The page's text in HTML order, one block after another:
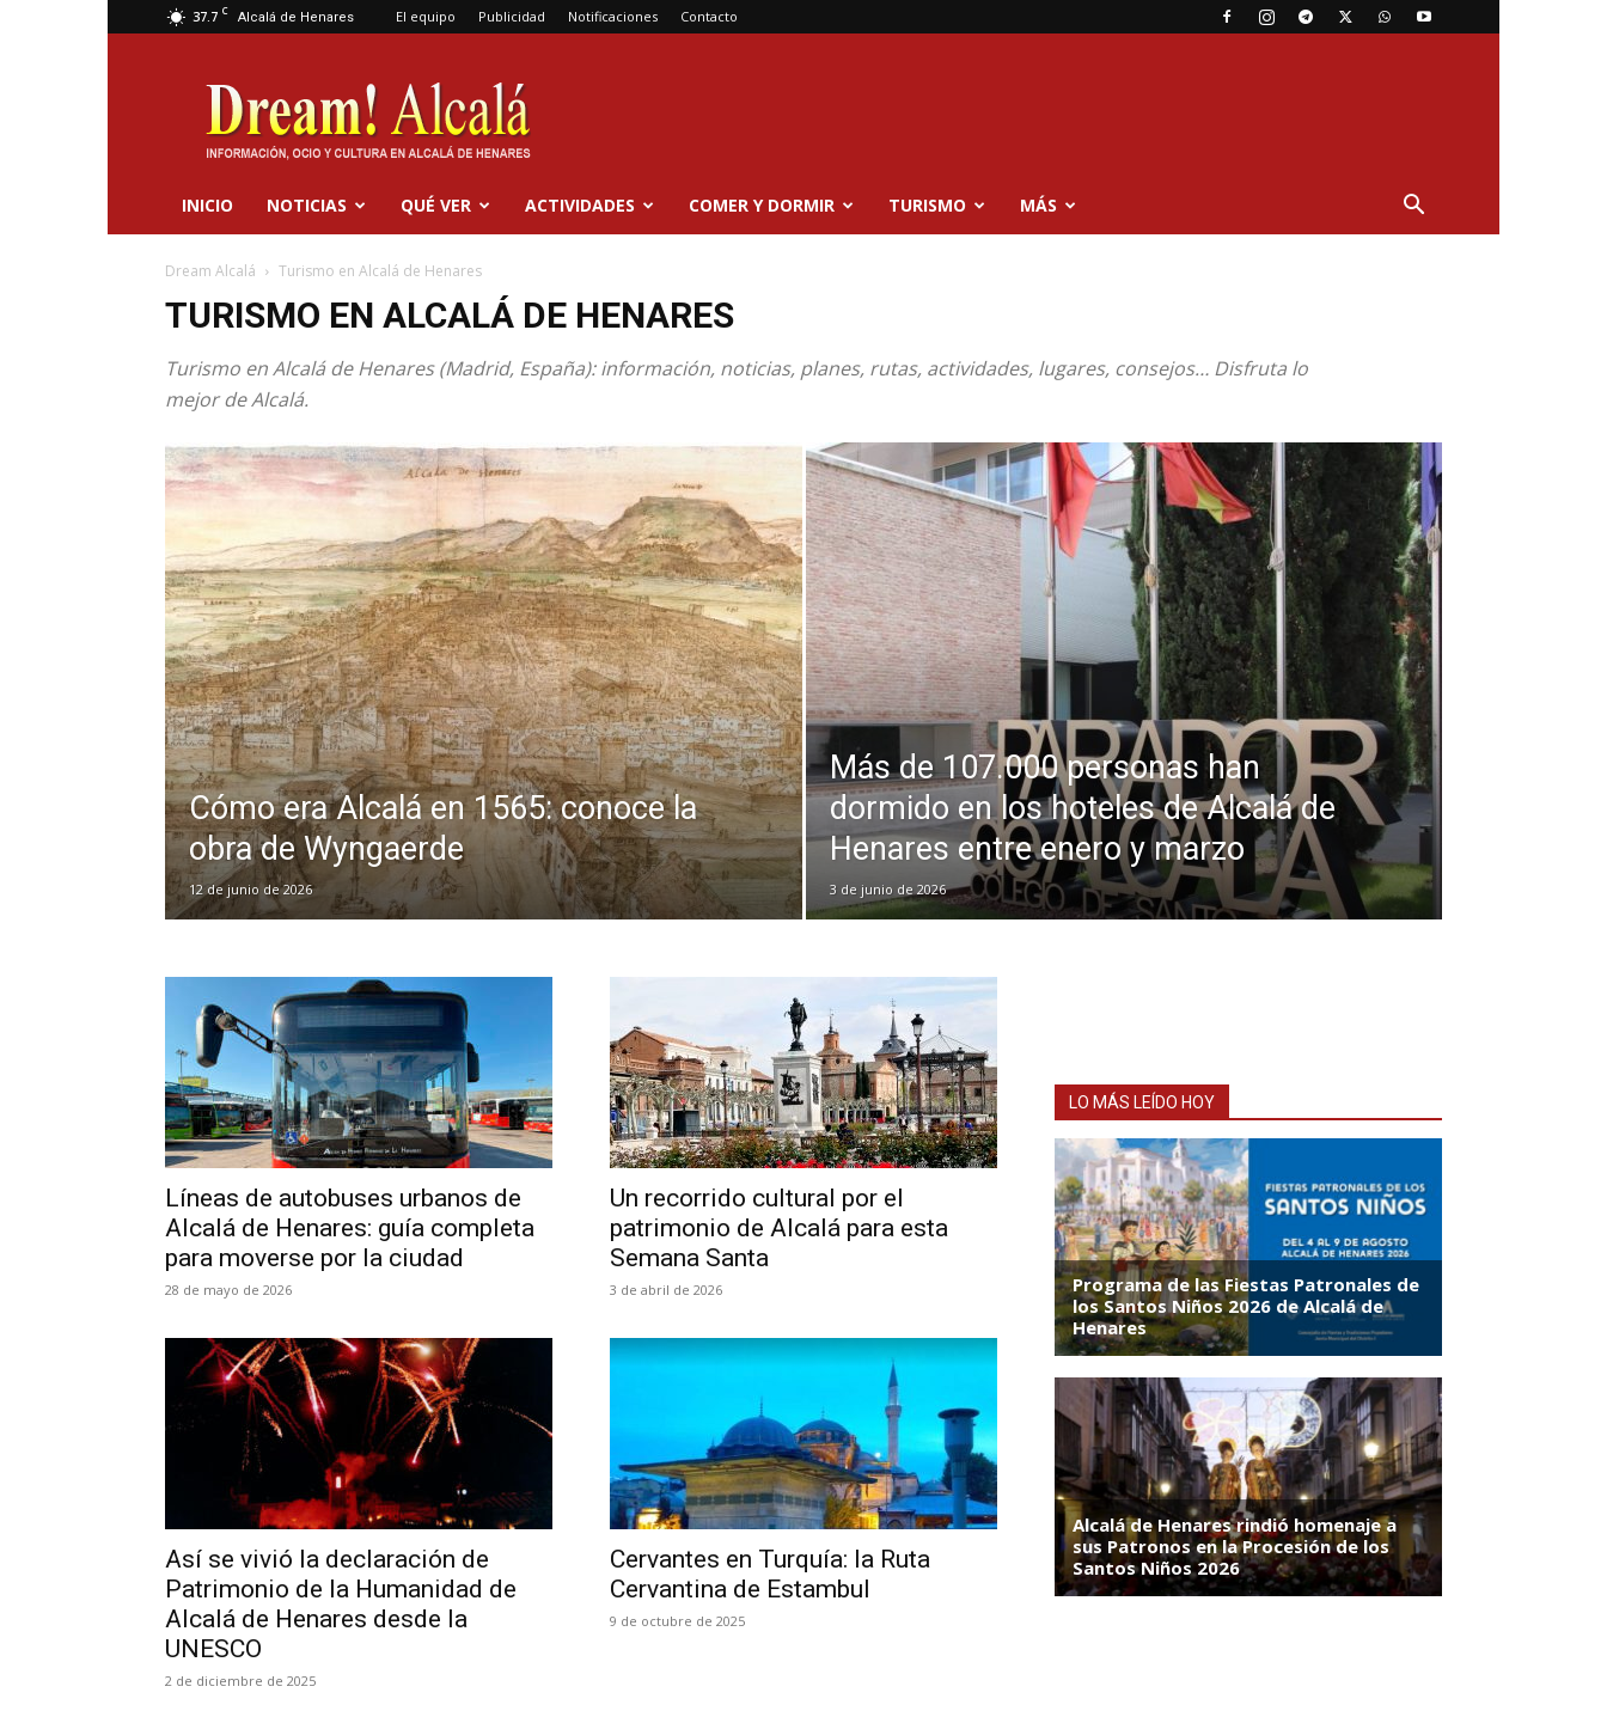
37.7 C Alcalá de Henares El equipo Publicidad Notificaciones Contacto
Dream
Alcalá
INICIO NOTICIAS QUÉ VER ACTIVIDADES COMER Y DORMIR TURISMO MÁS
Dream Alcalá Turismo en Alcalá de Henares
TURISMO EN ALCALÁ DE HENARES
Turismo en Alcalá de Henares (Madrid, España): información, noticias, planes, rutas, actividades, lugares, consejos… Disfruta lo
mejor de Alcalá.
Cómo era Alcalá en 1565: conoce la
obra de Wyngaerde
12 de junio de 2026
Más de 107.000 personas han
dormido en los hoteles de Alcalá de
Henares entre enero y marzo
3 de junio de 2026
Líneas de autobuses urbanos de
Alcalá de Henares: guía completa
para moverse por la ciudad
28 de mayo de 2026
Un recorrido cultural por el
patrimonio de Alcalá para esta
Semana Santa
3 de abril de 2026
Así se vivió la declaración de
Patrimonio de la Humanidad de
Alcalá de Henares desde la
UNESCO
2 de diciembre de 2025
Cervantes en Turquía: la Ruta
Cervantina de Estambul
9 de octubre de 2025
LO MÁS LEÍDO HOY